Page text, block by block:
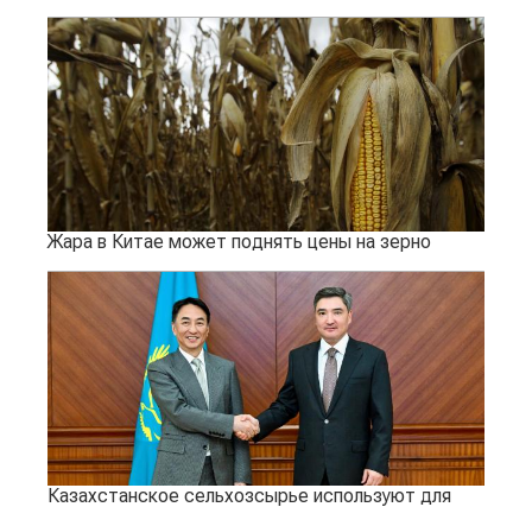
Жара в Китае может поднять цены на зерно
Казахстанское сельхозсырье используют для